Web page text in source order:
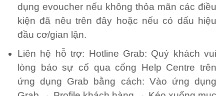
dụng evoucher nếu không thỏa mãn các điều
kiện đã nêu trên đây hoặc nếu có dấu hiệu
đầu cơ/gian lận.
Liên hệ hỗ trợ: Hotline Grab: Quý khách vui
lòng báo sự cố qua cổng Help Centre trên
ứng dụng Grab bằng cách: Vào ứng dụng